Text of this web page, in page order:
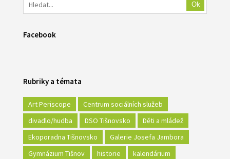
Ok
Facebook
Rubriky a témata
Art Periscope
Centrum sociálních služeb
divadlo/hudba
DSO Tišnovsko
Děti a mládež
Ekoporadna Tišnovsko
Galerie Josefa Jambora
Gymnázium Tišnov
historie
kalendárium